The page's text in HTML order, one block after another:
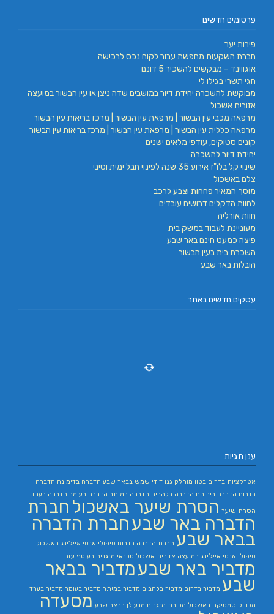
פרסומים חדשים
פירות יער
חברת השקעות מחפשת עבור לקוח נכס לרכישה
אוגווינד – מבקשים להשכיר 5 דונם
חגי תשרי בגילו לי
מבוקשת להשכרה יחידת דיור במושבים שדה ניצן או עין הבשור במועצה
אזורית אשכול
מרפאה מכבי עין הבשור | מרפאת עין הבשור | מרכז בריאות עין הבשור
מרפאה כללית עין הבשור | מרפאת עין הבשור | מרכז בריאות עין הבשור
קונים סטוקים, עודפי מלאים ישנים
יחידת דיור להשכרה
שינוי קל בלו"ז אירוע 35 שנה לפינוי חבל ימית וסיני
צלם באשכול
מוסך המאיר פחחות וצבע לרכב
לחוות הדקלים דרושים עובדים
חוות אורליה
מעוניינת לעבוד במשק בית
פיצה כמעט חינם באר שבע
השכרת בית בעין הבשור
הובלות באר שבע
עסקים חדשים באתר
ענן תגיות
אטרקציות בדרום בטון מוחלק גנן דודי שמש בבאר שבע הדברה בדימונה הדברה
בדרום הדברה בירוחם הדברה בלהבים הדברה במיתר הדברה בעומר הדברה בערד
הסרת שיער הסרת שיער באשכול חברת
הדברה באר שבעחברת הדברה
בבאר שבע חברת הדברה בדרום טיפולי אנטי אייג'ינג באשכול
טיפולי אנטי אייג'ינג במועצה אזורית אשכול טכנאי מזגנים בעוטף עזה
מדביר באר שבעמדביר בבאר
שבע מדביר בדרום מדביר בלהבים מדביר במיתר מדביר בעומר מדביר בערד
מכון קוסמטיקה באשכול מכירת מזגנים מנעולן בבאר שבע מסעדה